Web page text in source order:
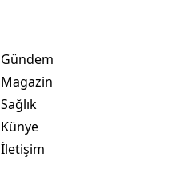
Gündem
Magazin
Sağlık
Künye
İletişim